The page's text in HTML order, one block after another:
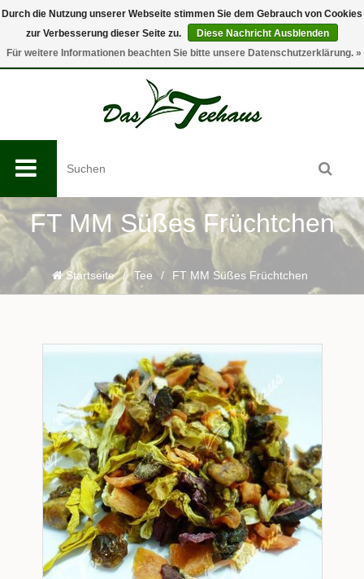
0
FT MM Süßes Früchtchen
Startseite / Tee / FT MM Süßes Früchtchen
Durch die Nutzung unserer Webseite stimmen Sie dem Gebrauch von Cookies
zur Verbesserung dieser Seite zu.
Diese Nachricht Ausblenden
Für weitere Informationen beachten Sie bitte unsere Datenschutzerklärung. »